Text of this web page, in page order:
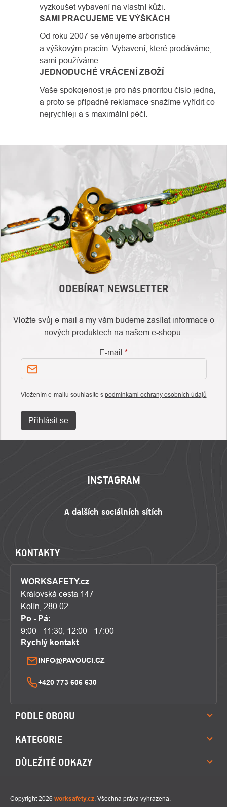
vyzkoušet vybavení na vlastní kůži.
SAMI PRACUJEME VE VÝŠKÁCH
Od roku 2007 se věnujeme arboristice
a výškovým pracím. Vybavení, které prodáváme,
sami používáme.
JEDNODUCHÉ VRÁCENÍ ZBOŽÍ
Vaše spokojenost je pro nás prioritou číslo jedna,
a proto se případné reklamace snažíme vyřídit co
nejrychleji a s maximální péčí.
ODEBÍRAT NEWSLETTER
Vložte svůj e-mail a my vám budeme zasílat informace o
nových produktech na našem e-shopu.
E-mail
Vložením e-mailu souhlasíte s podmínkami ochrany osobních údajů
Přihlásit se
INSTAGRAM
KONTAKTY
WORKSAFETY.cz
Královská cesta 147
Kolín, 280 02
Po - Pá:
9:00 - 11:30, 12:00 - 17:00
Rychlý kontakt
INFO@PAVOUCI.CZ
+420 773 606 630
PODLE OBORU
KATEGORIE
DŮLEŽITÉ ODKAZY
Copyright 2026 worksafety.cz. Všechna práva vyhrazena.